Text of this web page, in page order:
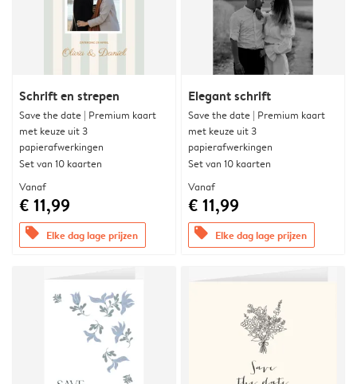
Schrift en strepen
Save the date | Premium kaart
met keuze uit 3
papierafwerkingen
Set van 10 kaarten
Vanaf
€ 11,99
offers Elke dag lage prijzen
Elegant schrift
Save the date | Premium kaart
met keuze uit 3
papierafwerkingen
Set van 10 kaarten
Vanaf
€ 11,99
offers Elke dag lage prijzen